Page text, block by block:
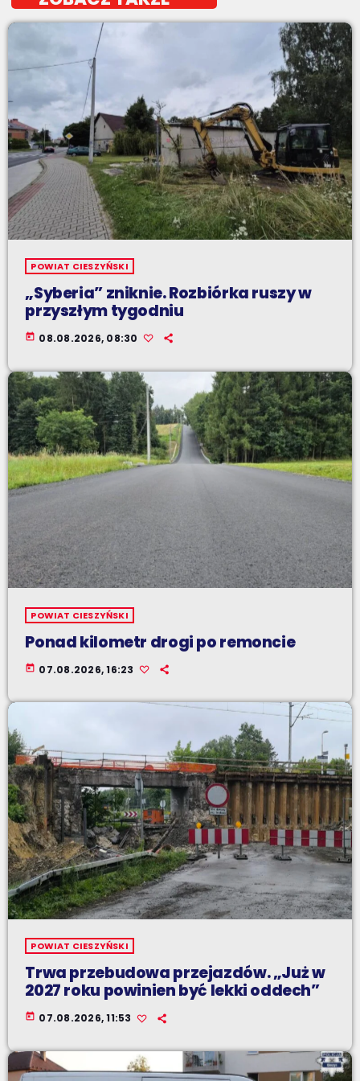
POWIAT CIESZYŃSKI
„Syberia” zniknie. Rozbiórka ruszy w
przyszłym tygodniu
today 08.08.2026, 08:30
POWIAT CIESZYŃSKI
Ponad kilometr drogi po remoncie
today 07.08.2026, 16:23
POWIAT CIESZYŃSKI
Trwa przebudowa przejazdów. „Już w
2027 roku powinien być lekki oddech”
today 07.08.2026, 11:53